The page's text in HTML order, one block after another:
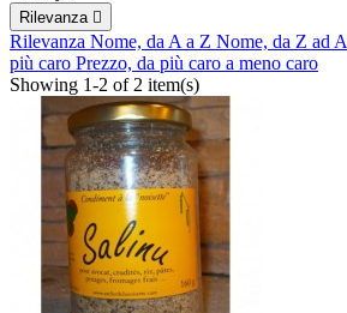
Rilevanza 
Rilevanza Nome, da A a Z Nome, da Z ad A
più caro Prezzo, da più caro a meno caro
Showing 1-2 of 2 item(s)